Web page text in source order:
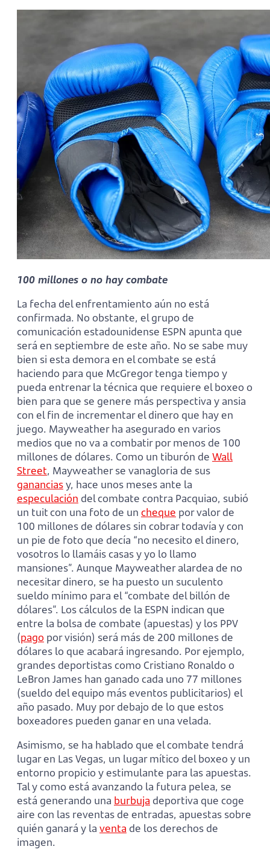
100 millones o no hay combate
La fecha del enfrentamiento aún no está
confirmada. No obstante, el grupo de
comunicación estadounidense ESPN apunta que
será en septiembre de este año. No se sabe muy
bien si esta demora en el combate se está
haciendo para que McGregor tenga tiempo y
pueda entrenar la técnica que requiere el boxeo o
bien para que se genere más perspectiva y ansia
con el fin de incrementar el dinero que hay en
juego. Mayweather ha asegurado en varios
medios que no va a combatir por menos de 100
millones de dólares. Como un tiburón de Wall
Street, Mayweather se vanagloria de sus
gananciasy, hace unos meses ante la
especulación del combate contra Pacquiao, subió
un tuit con una foto de un cheque por valor de
100 millones de dólares sin cobrar todavía y con
un pie de foto que decía “no necesito el dinero,
vosotros lo llamáis casas y yo lo llamo
mansiones”. Aunque Mayweather alardea de no
necesitar dinero, se ha puesto un suculento
sueldo mínimo para el “combate del billón de
dólares”. Los cálculos de la ESPN indican que
entre la bolsa de combate (apuestas) y los PPV
(pago por visión) será más de 200 millones de
dólares lo que acabará ingresando. Por ejemplo,
grandes deportistas como Cristiano Ronaldo o
LeBron James han ganado cada uno 77 millones
(sueldo del equipo más eventos publicitarios) el
año pasado. Muy por debajo de lo que estos
boxeadores pueden ganar en una velada.
Asimismo, se ha hablado que el combate tendrá
lugar en Las Vegas, un lugar mítico del boxeo y un
entorno propicio y estimulante para las apuestas.
Tal y como está avanzando la futura pelea, se
está generando una burbuja deportiva que coge
aire con las reventas de entradas, apuestas sobre
quién ganará y la venta de los derechos de
imagen.